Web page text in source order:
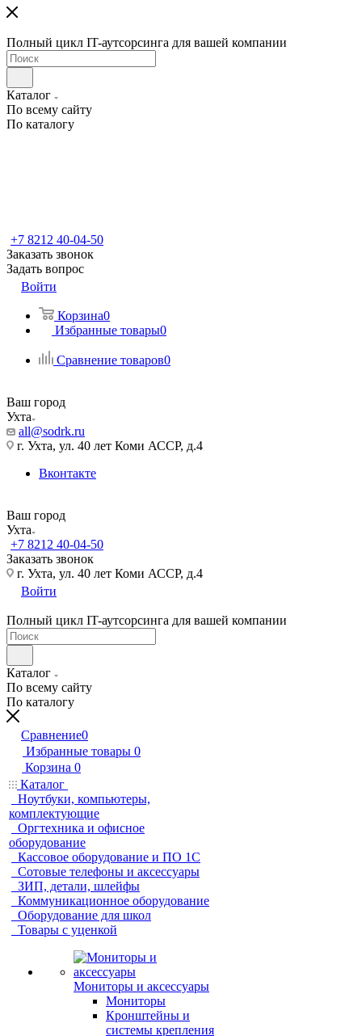
Полный цикл IT-аутсорсинга для вашей компании
Каталог
По всему сайту
По каталогу
+7 8212 40-04-50
Заказать звонок
Задать вопрос
Войти
Корзина0
Избранные товары0
Сравнение товаров0
Ваш город
Ухта
all@sodrk.ru
г. Ухта, ул. 40 лет Коми АССР, д.4
Вконтакте
Ваш город
Ухта
+7 8212 40-04-50
Заказать звонок
г. Ухта, ул. 40 лет Коми АССР, д.4
Войти
Полный цикл IT-аутсорсинга для вашей компании
Каталог
По всему сайту
По каталогу
Сравнение0
Избранные товары 0
Корзина 0
Каталог
Ноутбуки, компьютеры,
комплектующие
Оргтехника и офисное
оборудование
Кассовое оборудование и ПО 1С
Сотовые телефоны и аксессуары
ЗИП, детали, шлейфы
Коммуникационное оборудование
Оборудование для школ
Товары с уценкой
Мониторы и аксессуары
Мониторы
Кронштейны и
системы крепления